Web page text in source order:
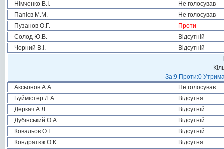
Німченко В.І.
Не голосував
Папієв М.М.
Не голосував
Пузанов О.Г.
Проти
Солод Ю.В.
Відсутній
Чорний В.І.
Відсутній
За:9 Проти:0
Аксьонов А.А.
Не голосував
Буймістер Л.А.
Відсутня
Деркач А.Л.
Відсутній
Дубінський О.А.
Відсутній
Ковальов О.І.
Відсутній
Кондратюк О.К.
Відсутня